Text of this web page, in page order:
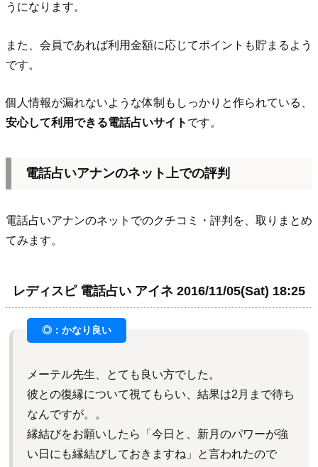
うになります。
また、会員であれば利用金額に応じてポイントも貯まるよう
です。
個人情報が漏れないような体制もしっかりと作られている、
安心して利用できる電話占いサイト です。
電話占いアナンのネット上での評判
電話占いアナンのネットでのクチコミ・評判を、取りまとめ
てみます。
レディスピ 電話占い アイネ 2016/11/05(Sat) 18:25
メーテル先生、とても良い方でした。
彼との復縁について視てもらい、結果は2月まで待ち
なんですが。。
縁結びをお願いしたら「今日と、新月のパワーが強
い日にも縁結びしておきますね」と言われたので